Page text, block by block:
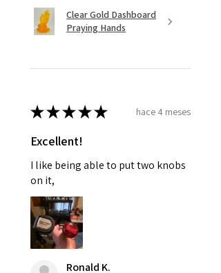
Clear Gold Dashboard
Praying Hands
★★★★★ hace 4 meses
Excellent!
I like being able to put two knobs
on it,
Ronald K.